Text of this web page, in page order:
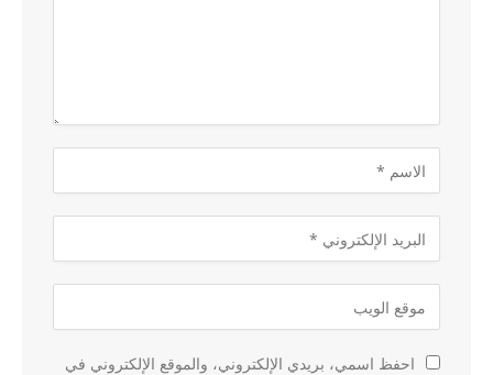
احفظ اسمي، بريدي الإلكتروني، والموقع الإلكتروني في